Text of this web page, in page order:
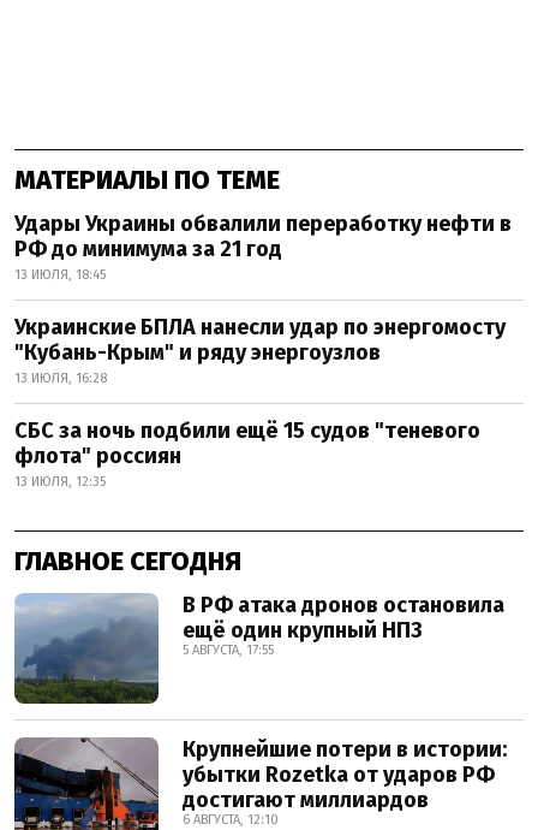
МАТЕРИАЛЫ ПО ТЕМЕ
Удары Украины обвалили переработку нефти в
РФ до минимума за 21 год
13 ИЮЛЯ, 18:45
Украинские БПЛА нанесли удар по энергомосту
"Кубань-Крым" и ряду энергоузлов
13 ИЮЛЯ, 16:28
СБС за ночь подбили ещё 15 судов "теневого
флота" россиян
13 ИЮЛЯ, 12:35
ГЛАВНОЕ СЕГОДНЯ
В РФ атака дронов остановила
ещё один крупный НПЗ
5 АВГУСТА, 17:55
Крупнейшие потери в истории:
убытки Rozetka от ударов РФ
достигают миллиардов
6 АВГУСТА, 12:10